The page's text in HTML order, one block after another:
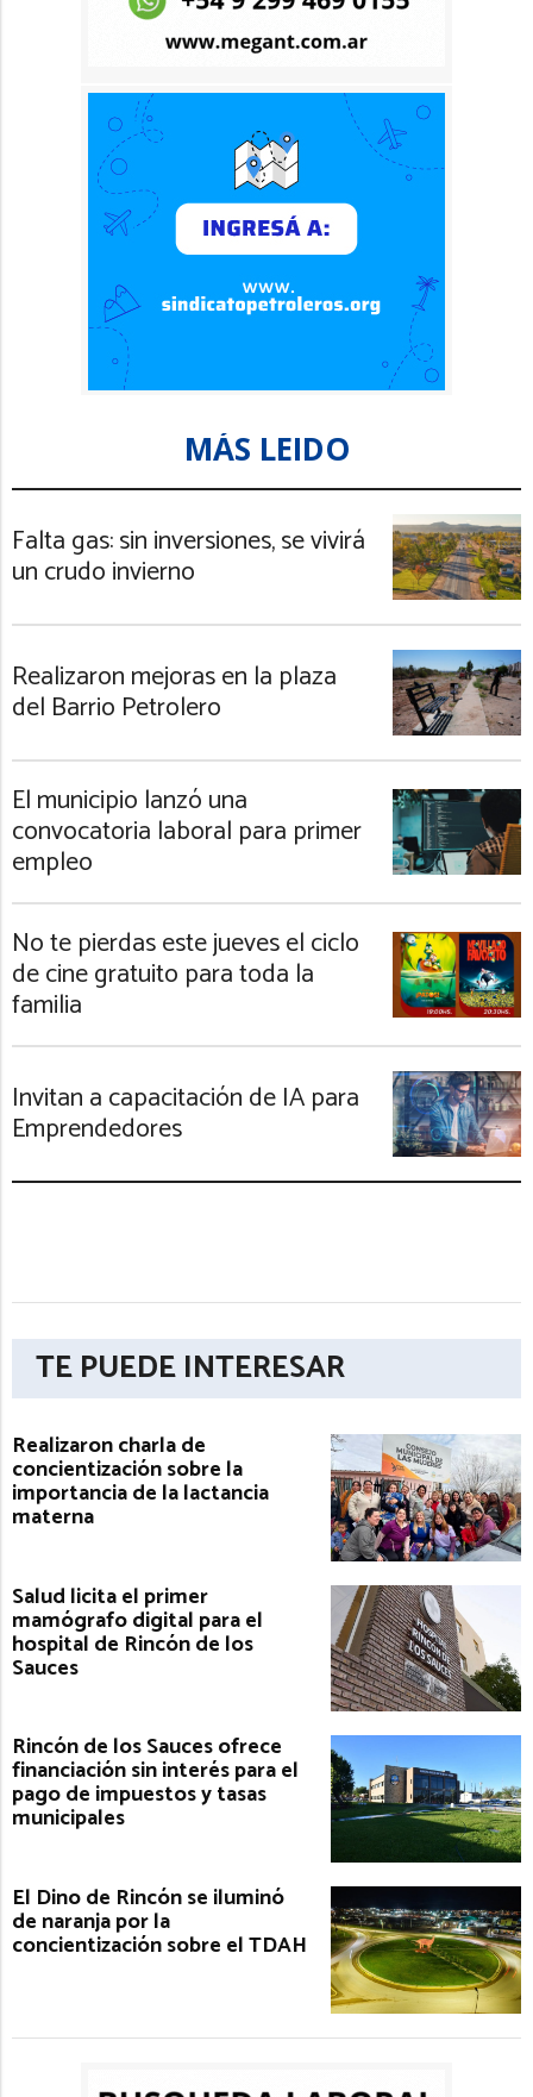
MÁS LEIDO
Falta gas: sin inversiones, se vivirá
un crudo invierno
Realizaron mejoras en la plaza
del Barrio Petrolero
El municipio lanzó una
convocatoria laboral para primer
empleo
No te pierdas este jueves el ciclo
de cine gratuito para toda la
familia
Invitan a capacitación de IA para
Emprendedores
TE PUEDE INTERESAR
Realizaron charla de
concientización sobre la
importancia de la lactancia
materna
Salud licita el primer
mamógrafo digital para el
hospital de Rincón de los
Sauces
Rincón de los Sauces ofrece
financiación sin interés para el
pago de impuestos y tasas
municipales
El Dino de Rincón se iluminó
de naranja por la
concientización sobre el TDAH